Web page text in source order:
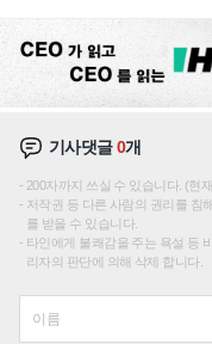
기사댓글0개
200자까지 쓰실 수 있습니다. (현
저작권 등 다른 사람의 권리를 침
를 받을 수 있습니다.
타인에게 불쾌감을 주는 욕설 등
리자의 판단에 의해 삭제 합니다.